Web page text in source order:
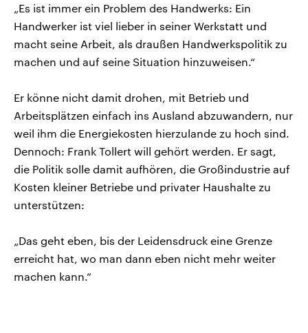
„Es ist immer ein Problem des Handwerks: Ein
Handwerker ist viel lieber in seiner Werkstatt und
macht seine Arbeit, als draußen Handwerkspolitik zu
machen und auf seine Situation hinzuweisen.“
Er könne nicht damit drohen, mit Betrieb und
Arbeitsplätzen einfach ins Ausland abzuwandern, nur
weil ihm die Energiekosten hierzulande zu hoch sind.
Dennoch: Frank Tollert will gehört werden. Er sagt,
die Politik solle damit aufhören, die Großindustrie auf
Kosten kleiner Betriebe und privater Haushalte zu
unterstützen:
„Das geht eben, bis der Leidensdruck eine Grenze
erreicht hat, wo man dann eben nicht mehr weiter
machen kann.“